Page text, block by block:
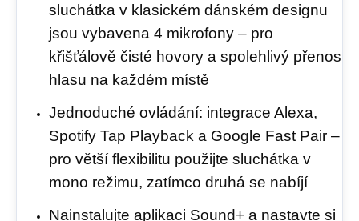
sluchátka v klasickém dánském designu
jsou vybavena 4 mikrofony – pro
křišťálově čisté hovory a spolehlivý přenos
hlasu na každém místě
Jednoduché ovládání: integrace Alexa,
Spotify Tap Playback a Google Fast Pair –
pro větší flexibilitu použijte sluchátka v
mono režimu, zatímco druhá se nabíjí
Nainstalujte aplikaci Sound+ a nastavte si